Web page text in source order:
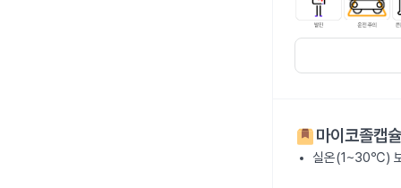
마이코졸캡
실온(1~30℃)